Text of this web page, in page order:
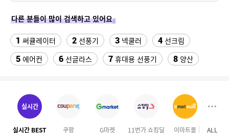
다른 분들이 많이 검색하고 있어요
1 써큘레이터 2 선풍기 3 넥쿨러 4 선크림
5 에어컨 6 선글라스 7 휴대용 선풍기 8 양산
11 여성댄스복
13 에스티로더 더블 웨어 파운데이션 30ml(SPF10)
ALL
실시간
실시간 BEST 쿠팡 G마켓 11번가 쇼킹딜 이마트몰 롯데